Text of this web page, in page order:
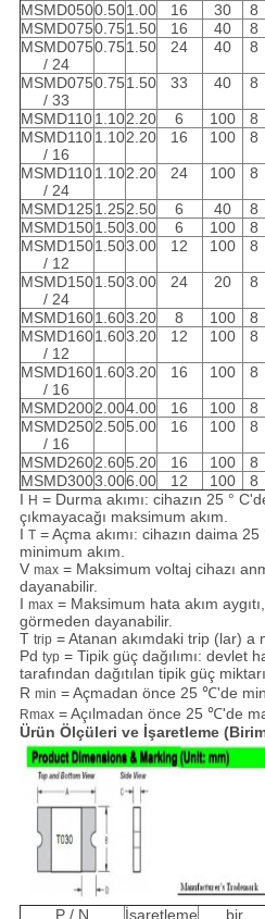
MSMD0500.501.00 16 30 8
MSMD0750.751.50 16 40 8
MSMD075
/ 24
0.751.50 24 40 8
MSMD075
/ 33
0.751.50 33 40 8
MSMD1101.102.20 6 100 8
MSMD110
/ 16
1.102.20 16 100 8
MSMD110
/ 24
1.102.20 24 100 8
MSMD1251.252.50 6 40 8
MSMD1501.503.00 6 100 8
MSMD150
/ 12
1.503.00 12 100 8
MSMD150
/ 24
1.503.00 24 20 8
MSMD1601.603.20 8 100 8
MSMD160
/ 12
1.603.20 12 100 8
MSMD160
/ 16
1.603.20 16 100 8
MSMD2002.004.00 16 100 8
MSMD250
/ 16
2.505.00 16 100 8
MSMD2602.605.20 16 100 8
MSMD3003.006.00 12 100 8
I H = Durma akımı: cihazın 25 °
çıkmayacağı maksimum akım.
I T= Açma akımı: cihazın daima
minimum akım.
V max= Maksimum voltaj cihazı
dayanabilir.
I max= Maksimum hata akım
görmeden dayanabilir.
T trip= Atanan akımdaki trip (lar) a
Pd typ= Tipik güç dağılımı: devlet
tarafından dağıtılan tipik güç
R min = Açmadan önce 25 ℃'de
Rmax= Açılmadan önce 25 ℃'de
Ürün Ölçüleri ve İşaretleme
P / N İşaretleme bir